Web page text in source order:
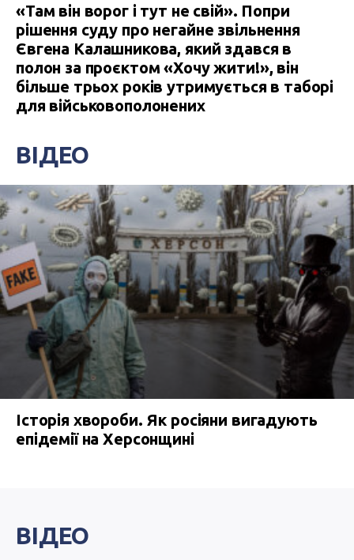
«Там він ворог і тут не свій». Попри
рішення суду про негайне звільнення
Євгена Калашникова, який здався в
полон за проєктом «Хочу жити!», він
більше трьох років утримується в таборі
для військовополонених
ВІДЕО
Історія хвороби. Як росіяни вигадують
епідемії на Херсонщині
ВІДЕО